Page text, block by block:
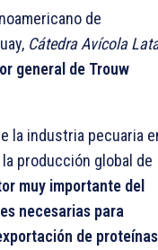
de
Cátedra Avícola
general de Trouw
la industria pecuaria
producción global de
muy importante del
necesarias para
de proteínas